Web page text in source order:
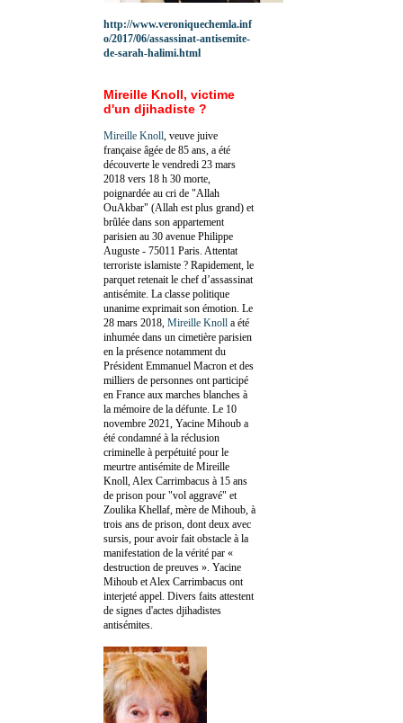
http://www.veroniquechemla.inf
o/2017/06/assassinat-antisemite-
de-sarah-halimi.html
Mireille Knoll, victime
d'un djihadiste ?
Mireille Knoll , veuve juive
française âgée de 85 ans, a été
découverte le vendredi 23 mars
2018 vers 18 h 30 morte,
poignardée au cri de "Allah
OuAkbar" (Allah est plus grand) et
brûlée dans son appartement
parisien au 30 avenue Philippe
Auguste - 75011 Paris. Attentat
terroriste islamiste ? Rapidement, le
parquet retenait le chef d’assassinat
antisémite. La classe politique
unanime exprimait son émotion. Le
28 mars 2018, Mireille Knoll a été
inhumée dans un cimetière parisien
en la présence notamment du
Président Emmanuel Macron et des
milliers de personnes ont participé
en France aux marches blanches à
la mémoire de la défunte. Le 10
novembre 2021, Yacine Mihoub a
été condamné à la réclusion
criminelle à perpétuité pour le
meurtre antisémite de Mireille
Knoll, Alex Carrimbacus à 15 ans
de prison pour "vol aggravé" et
Zoulika Khellaf, mère de Mihoub, à
trois ans de prison, dont deux avec
sursis, pour avoir fait obstacle à la
manifestation de la vérité par «
destruction de preuves ». Yacine
Mihoub et Alex Carrimbacus ont
interjeté appel. Divers faits attestent
de signes d'actes djihadistes
antisémites.